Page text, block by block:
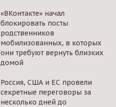
«ВКонтакте» начал
блокировать посты
родственников
мобилизованных, в которых
они требуют вернуть близких
домой
Россия, США и ЕС провели
секретные переговоры за
несколько дней до